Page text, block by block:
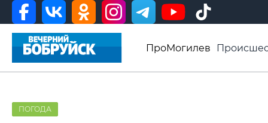
ПроМогилев
Видео ВБ
ПОГОДА